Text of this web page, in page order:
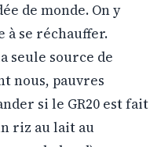
de monde. On y
à se réchauffer.
seule source de
nous, pauvres
si le GR20 est fait
riz au lait au